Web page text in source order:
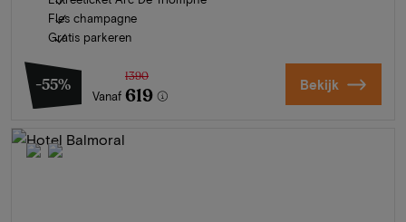
Fles champagne
Gratis parkeren
-55%
Vanaf
1390
619 Bekijk